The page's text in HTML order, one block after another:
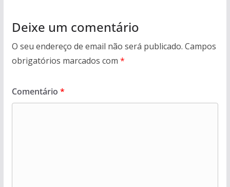
Deixe um comentário
O seu endereço de email não será publicado. Campos
obrigatórios marcados com *
Comentário *